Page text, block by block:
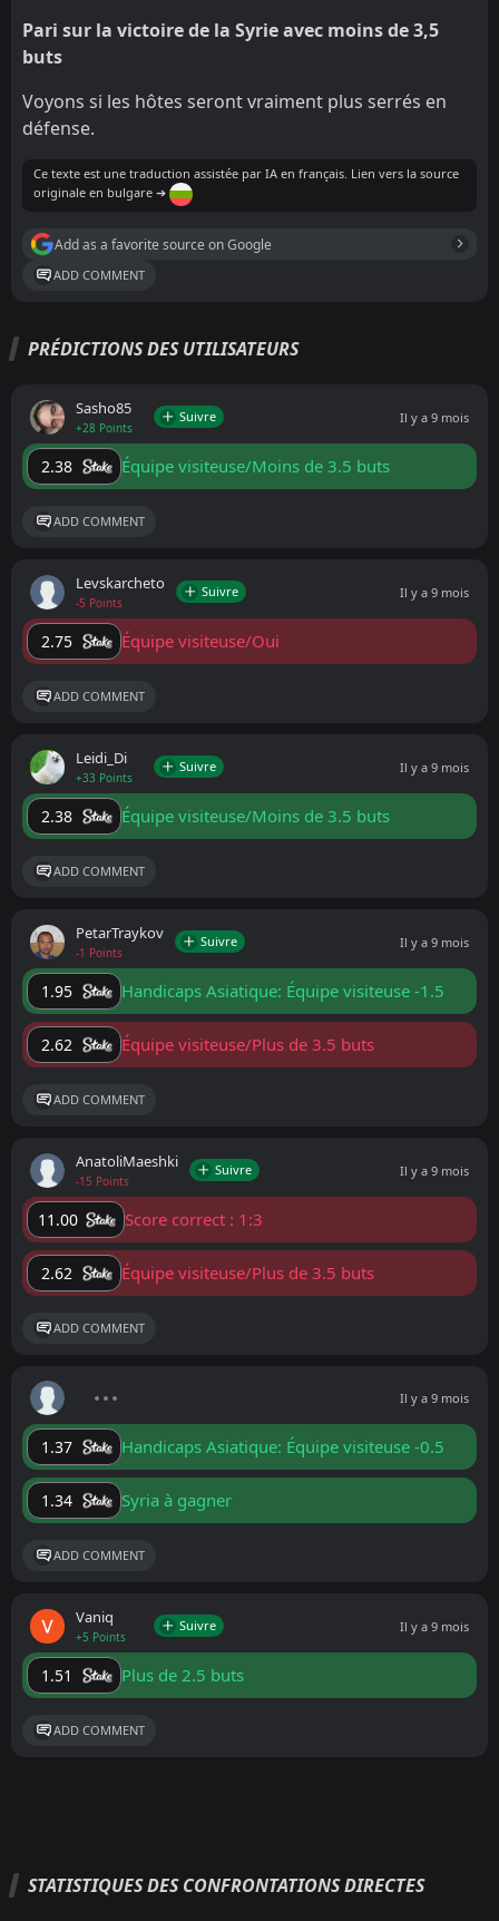
Pari sur la victoire de la Syrie avec moins de 3,5
buts
Voyons si les hôtes seront vraiment plus serrés en
défense.
Ce texte est une traduction assistée par IA en français. Lien vers la source
originale en bulgare ➔
Add as a favorite source on Google
ADD COMMENT
PRÉDICTIONS DES UTILISATEURS
Sasho85
+28 Points
Suivre Il y a 9 mois
2.38 Équipe visiteuse/Moins de 3.5 buts
ADD COMMENT
Levskarcheto
-5 Points
Suivre Il y a 9 mois
2.75 Équipe visiteuse/Oui
ADD COMMENT
Leidi_Di
+33 Points
Suivre Il y a 9 mois
2.38 Équipe visiteuse/Moins de 3.5 buts
ADD COMMENT
PetarTraykov
-1 Points
Suivre Il y a 9 mois
1.95 Handicaps Asiatique: Équipe visiteuse -1.5
2.62 Équipe visiteuse/Plus de 3.5 buts
ADD COMMENT
AnatoliMaeshki
-15 Points
Suivre Il y a 9 mois
11.00 Score correct : 1:3
2.62 Équipe visiteuse/Plus de 3.5 buts
ADD COMMENT
Il y a 9 mois
1.37 Handicaps Asiatique: Équipe visiteuse -0.5
1.34 Syria à gagner
ADD COMMENT
Vaniq
+5 Points
Suivre Il y a 9 mois
1.51 Plus de 2.5 buts
ADD COMMENT
STATISTIQUES DES CONFRONTATIONS DIRECTES